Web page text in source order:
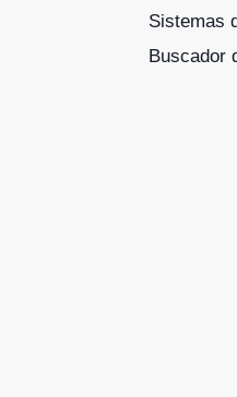
Sistemas
Buscador